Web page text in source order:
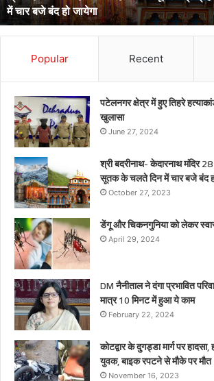
डेंगू और चिकनगुनिया को लेकर स्वास्थ्य विभाग का
Popular Recent
पटेलनगर क्षेत्र में हुए तिहरे
खुलासा
June 27, 2024
श्री बदरीनाथ- केदारनाथ मंदिर
सूतक के चलते दिन में चार बजे बंद
October 27, 2023
डेंगू और चिकनगुनिया को लेकर
April 29, 2024
DM नैनीताल ने दंगा प्रभावित
मात्र 10 मिनट में हुआ ये काम
February 22, 2024
कोटद्वार के दुगड्डा मार्ग पर
युवक, बाइक रपटने से मौके पर मौत
November 16, 2023